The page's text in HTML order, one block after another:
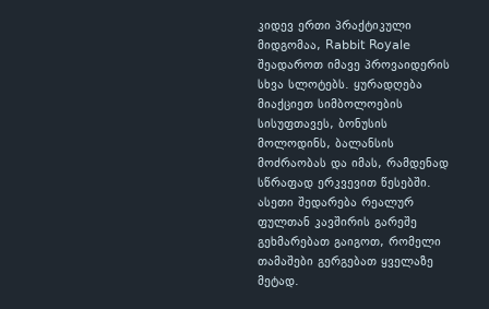
კიდევ ერთი პრაქტიკული
მიდგომაა, Rabbit Royale
შეადაროთ იმავე პროვაიდერის
სხვა სლოტებს. ყურადღება
მიაქციეთ სიმბოლოების
სისუფთავეს, ბონუსის
მოლოდინს, ბალანსის
მოძრაობას და იმას, რამდენად
სწრაფად ერკვევით წესებში.
ასეთი შედარება რეალურ
ფულთან კავშირის გარეშე
გეხმარებათ გაიგოთ, რომელი
თამაშები გერგებათ ყველაზე
მეტად.